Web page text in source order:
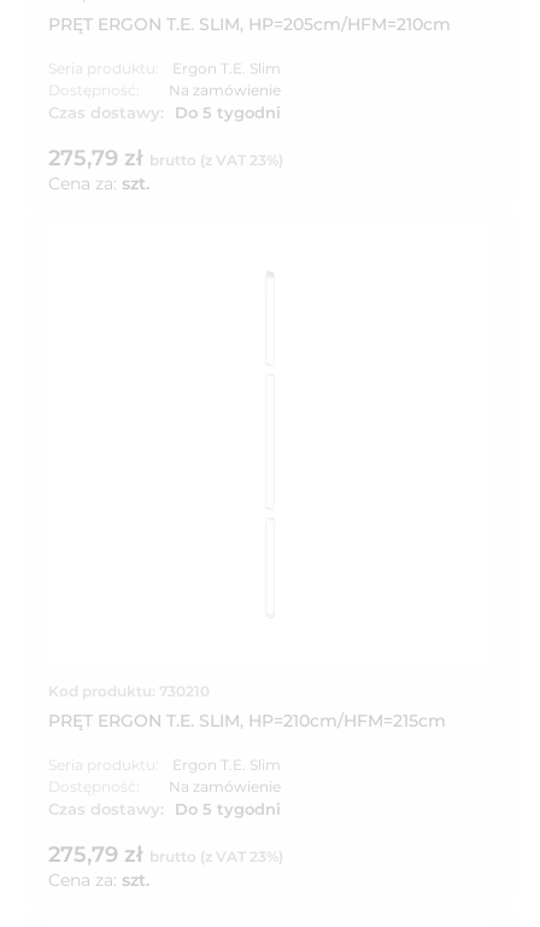
PRĘT ERGON T.E. SLIM, HP=205cm/HFM=210cm
Seria produktu:
Ergon T.E. Slim
Dostępność:
Na zamówienie
Czas dostawy: Do 5 tygodni
275,79 zł brutto (z VAT 23%)
Cena za: szt.
Kod produktu: 730210
PRĘT ERGON T.E. SLIM, HP=210cm/HFM=215cm
Seria produktu:
Ergon T.E. Slim
Dostępność:
Na zamówienie
Czas dostawy: Do 5 tygodni
275,79 zł brutto (z VAT 23%)
Cena za: szt.